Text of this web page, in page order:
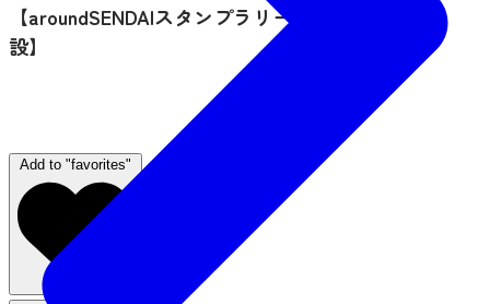
【aroundSENDAIスタンプラリー 利用対象施
設】
Add to "favorites"